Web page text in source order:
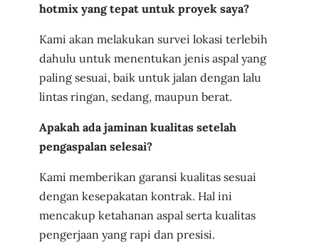
hotmix yang tepat untuk proyek saya?
Kami akan melakukan survei lokasi terlebih
dahulu untuk menentukan jenis aspal yang
paling sesuai, baik untuk jalan dengan lalu
lintas ringan, sedang, maupun berat.
Apakah ada jaminan kualitas setelah
pengaspalan selesai?
Kami memberikan garansi kualitas sesuai
dengan kesepakatan kontrak. Hal ini
mencakup ketahanan aspal serta kualitas
pengerjaan yang rapi dan presisi.